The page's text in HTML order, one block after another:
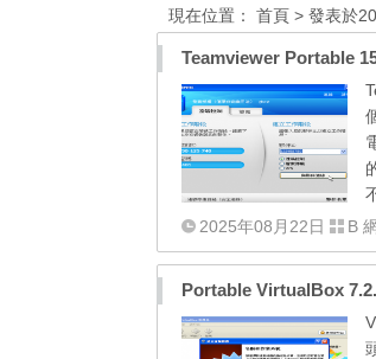
現在位置： 首頁 > 發表於
Teamviewer Portable
2025年08月22日
B
Portable VirtualBox